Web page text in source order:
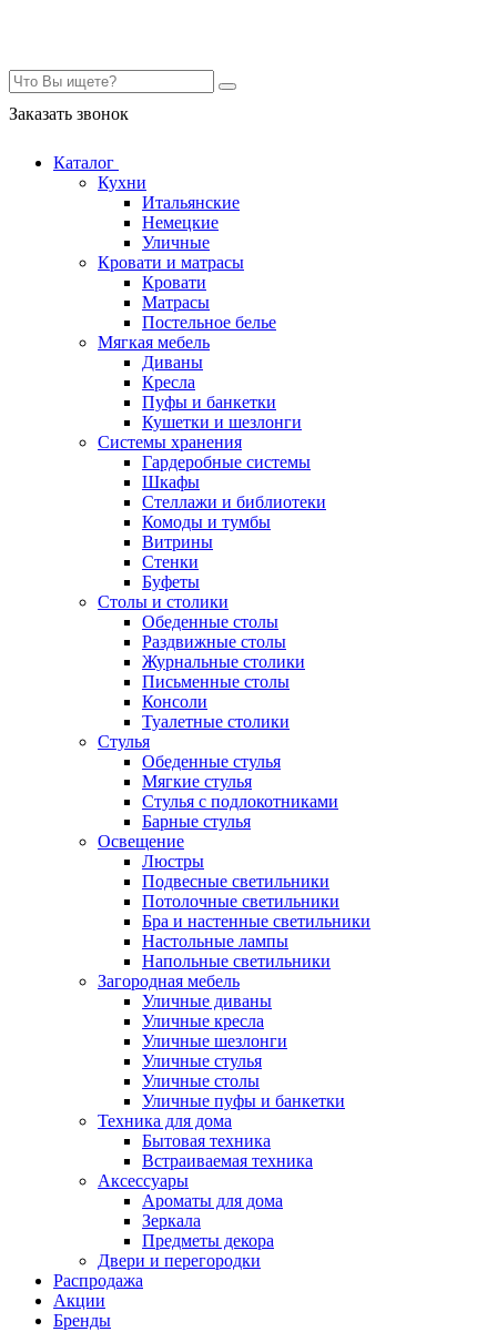
Заказать звонок
Каталог
Кухни
Итальянские
Немецкие
Уличные
Кровати и матрасы
Кровати
Матрасы
Постельное белье
Мягкая мебель
Диваны
Кресла
Пуфы и банкетки
Кушетки и шезлонги
Системы хранения
Гардеробные системы
Шкафы
Стеллажи и библиотеки
Комоды и тумбы
Витрины
Стенки
Буфеты
Столы и столики
Обеденные столы
Раздвижные столы
Журнальные столики
Письменные столы
Консоли
Туалетные столики
Стулья
Обеденные стулья
Мягкие стулья
Стулья с подлокотниками
Барные стулья
Освещение
Люстры
Подвесные светильники
Потолочные светильники
Бра и настенные светильники
Настольные лампы
Напольные светильники
Загородная мебель
Уличные диваны
Уличные кресла
Уличные шезлонги
Уличные стулья
Уличные столы
Уличные пуфы и банкетки
Техника для дома
Бытовая техника
Встраиваемая техника
Аксессуары
Ароматы для дома
Зеркала
Предметы декора
Двери и перегородки
Распродажа
Акции
Бренды